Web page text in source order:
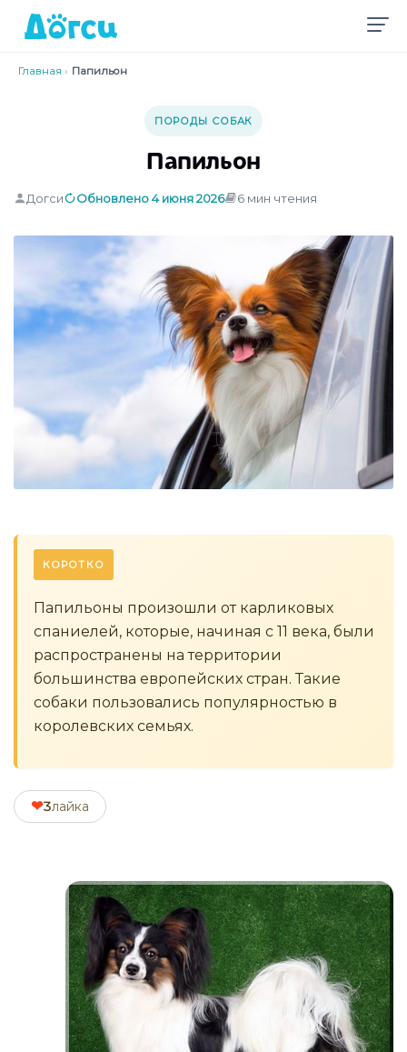
Главная › Папильон
ПОРОДЫ СОБАК
Папильон
Догси Обновлено 4 июня 2026 6 мин чтения
КОРОТКО
Папильоны произошли от карликовых
спаниелей, которые, начиная с 11 века, были
распространены на территории
большинства европейских стран. Такие
собаки пользовались популярностью в
королевских семьях.
❤3лайка